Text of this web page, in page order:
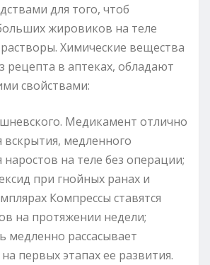
для того, чтоб
жировиков на теле
Химические вещества
рецепта в аптеках, обладают
свойствами:
Медикамент отлично
вскрытия, медленного
наростов на теле без операции;
при гнойных ранах и
Компрессы ставятся
на протяжении недели;
медленно рассасывает
первых этапах ее развития.